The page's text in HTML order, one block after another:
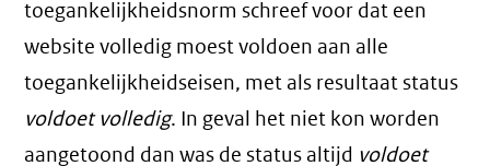
toegankelijkheidsnorm schreef voor dat een
website volledig moest voldoen aan alle
toegankelijkheidseisen, met als resultaat status
voldoet volledig. In geval het niet kon worden
aangetoond dan was de status altijd voldoet